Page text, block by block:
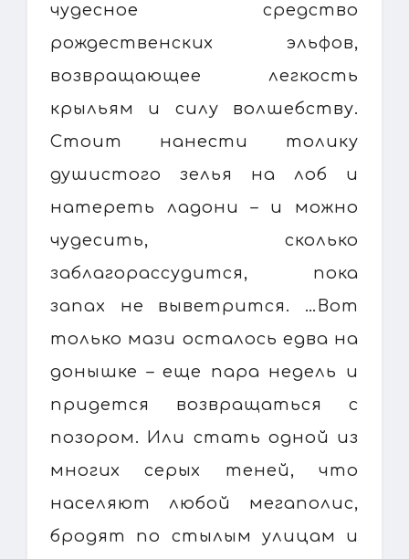
чудесное средство
рождественских эльфов,
возвращающее легкость
крыльям и силу волшебству.
Стоит нанести толику
душистого зелья на лоб и
натереть ладони – и можно
чудесить, сколько
заблагорассудится, пока
запах не выветрится. …Вот
только мази осталось едва на
донышке – еще пара недель и
придется возвращаться с
позором. Или стать одной из
многих серых теней, что
населяют любой мегаполис,
бродят по стылым улицам и